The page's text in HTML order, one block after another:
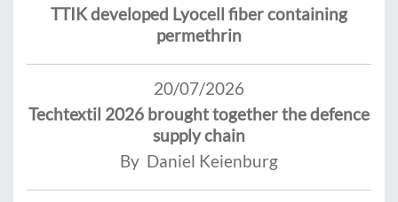
TTIK developed Lyocell fiber containing
permethrin
20/07/2026
Techtextil 2026 brought together the defence
supply chain
By Daniel Keienburg